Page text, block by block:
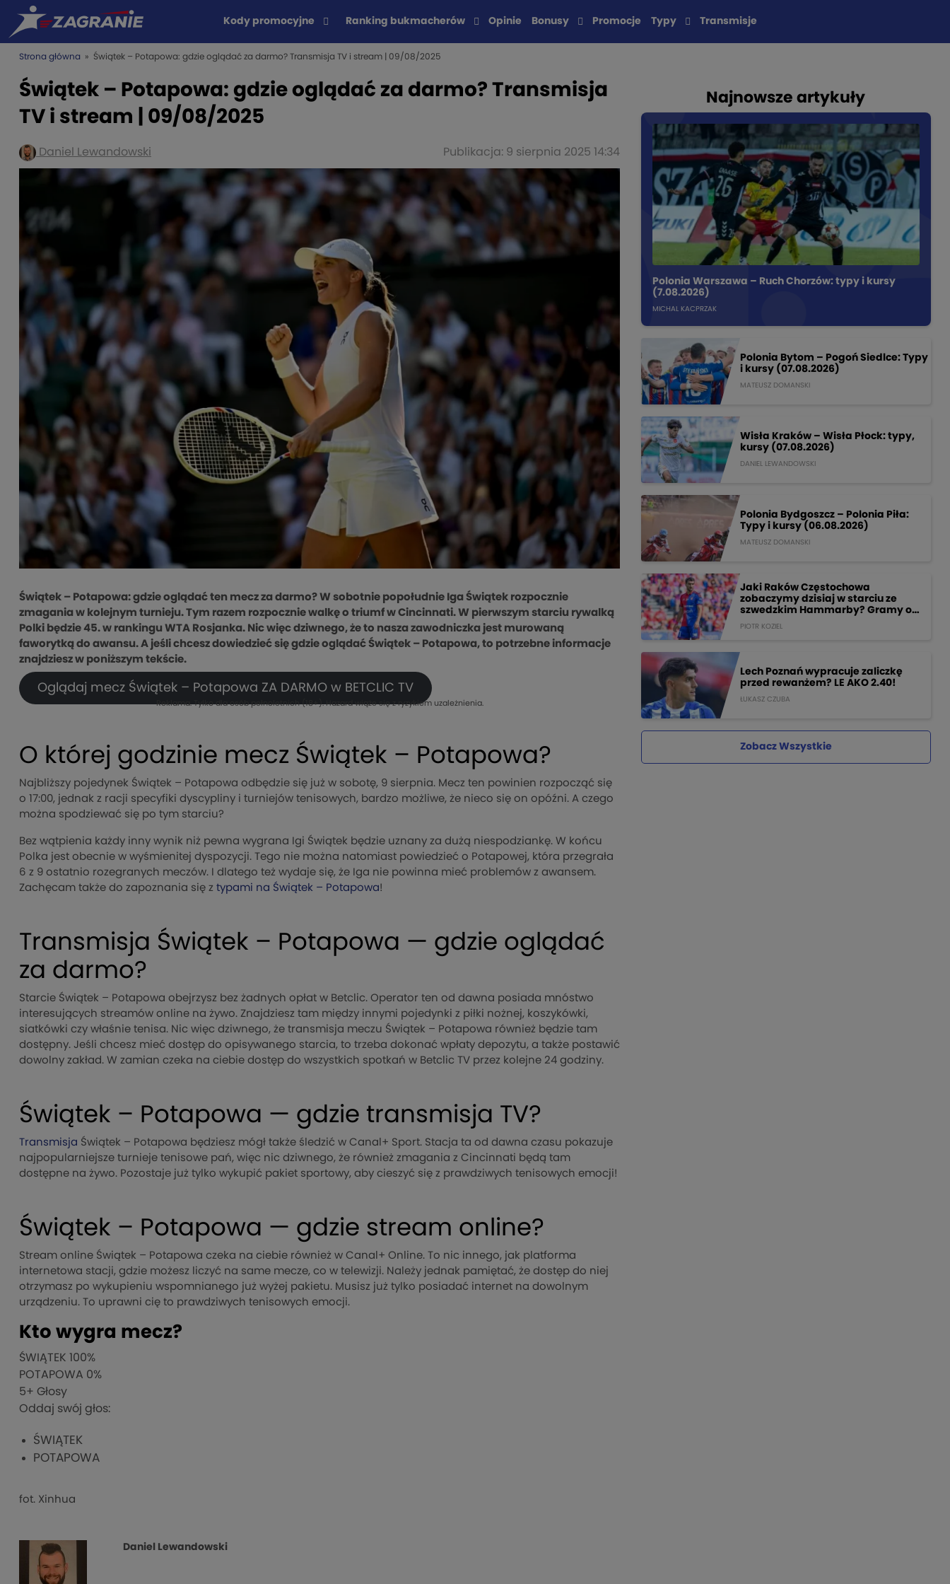
Kody promocyjne Ranking bukmacherów Opinie Bonusy Promocje Typy Transmisje
Strona główna » Świątek – Potapowa: gdzie oglądać za darmo? Transmisja TV i stream | 09/08/2025
Świątek – Potapowa: gdzie oglądać za darmo? Transmisja
TV i stream | 09/08/2025
Daniel Lewandowski Publikacja: 9 sierpnia 2025 14:34
Świątek – Potapowa: gdzie oglądać ten mecz za darmo? W sobotnie popołudnie Iga Świątek rozpocznie
zmagania w kolejnym turnieju. Tym razem rozpocznie walkę o triumf w Cincinnati. W pierwszym starciu rywalką
Polki będzie 45. w rankingu WTA Rosjanka. Nic więc dziwnego, że to nasza zawodniczka jest murowaną
faworytką do awansu. A jeśli chcesz dowiedzieć się gdzie oglądać Świątek – Potapowa, to potrzebne informacje
znajdziesz w poniższym tekście.
Oglądaj mecz Świątek – Potapowa ZA DARMO w BETCLIC TV
Reklama. Tylko dla osób pełnoletnich (18+). Hazard wiąże się z ryzykiem uzależnienia.
O której godzinie mecz Świątek – Potapowa?
Najbliższy pojedynek Świątek – Potapowa odbędzie się już w sobotę, 9 sierpnia. Mecz ten powinien rozpocząć się
o 17:00, jednak z racji specyfiki dyscypliny i turniejów tenisowych, bardzo możliwe, że nieco się on opóźni. A czego
można spodziewać się po tym starciu?
Bez wątpienia każdy inny wynik niż pewna wygrana Igi Świątek będzie uznany za dużą niespodziankę. W końcu
Polka jest obecnie w wyśmienitej dyspozycji. Tego nie można natomiast powiedzieć o Potapowej, która przegrała
6 z 9 ostatnio rozegranych meczów. I dlatego też wydaje się, że Iga nie powinna mieć problemów z awansem.
Zachęcam także do zapoznania się z typami na Świątek – Potapowa!
Transmisja Świątek – Potapowa — gdzie oglądać
za darmo?
Starcie Świątek – Potapowa obejrzysz bez żadnych opłat w Betclic. Operator ten od dawna posiada mnóstwo
interesujących streamów online na żywo. Znajdziesz tam między innymi pojedynki z piłki nożnej, koszykówki,
siatkówki czy właśnie tenisa. Nic więc dziwnego, że transmisja meczu Świątek – Potapowa również będzie tam
dostępny. Jeśli chcesz mieć dostęp do opisywanego starcia, to trzeba dokonać wpłaty depozytu, a także postawić
dowolny zakład. W zamian czeka na ciebie dostęp do wszystkich spotkań w Betclic TV przez kolejne 24 godziny.
Świątek – Potapowa — gdzie transmisja TV?
Transmisja Świątek – Potapowa będziesz mógł także śledzić w Canal+ Sport. Stacja ta od dawna czasu pokazuje
najpopularniejsze turnieje tenisowe pań, więc nic dziwnego, że również zmagania z Cincinnati będą tam
dostępne na żywo. Pozostaje już tylko wykupić pakiet sportowy, aby cieszyć się z prawdziwych tenisowych emocji!
Świątek – Potapowa — gdzie stream online?
Stream online Świątek – Potapowa czeka na ciebie również w Canal+ Online. To nic innego, jak platforma
internetowa stacji, gdzie możesz liczyć na same mecze, co w telewizji. Należy jednak pamiętać, że dostęp do niej
otrzymasz po wykupieniu wspomnianego już wyżej pakietu. Musisz już tylko posiadać internet na dowolnym
urządzeniu. To uprawni cię to prawdziwych tenisowych emocji.
Kto wygra mecz?
ŚWIĄTEK 100%
POTAPOWA 0%
5+ Głosy
Oddaj swój głos:
ŚWIĄTEK
POTAPOWA
fot. Xinhua
Daniel Lewandowski
Najnowsze artykuły
Polonia Warszawa – Ruch Chorzów: typy i kursy
(7.08.2026)
MICHAL KACPRZAK
Polonia Bytom – Pogoń Siedlce: Typy
i kursy (07.08.2026)
MATEUSZ DOMANSKI
Wisła Kraków – Wisła Płock: typy,
kursy (07.08.2026)
DANIEL LEWANDOWSKI
Polonia Bydgoszcz – Polonia Piła:
Typy i kursy (06.08.2026)
MATEUSZ DOMANSKI
Jaki Raków Częstochowa
zobaczymy dzisiaj w starciu ze
szwedzkim Hammarby? Gramy o
PIOTR KOZIEL
Lech Poznań wypracuje zaliczkę
przed rewanżem? LE AKO 2.40!
ŁUKASZ CZUBA
Zobacz Wszystkie